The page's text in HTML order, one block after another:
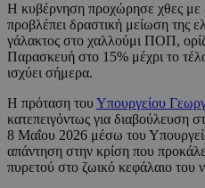
Η κυβέρνηση προχώρησε χθες με
προβλέπει δραστική μείωση της
γάλακτος στο χαλλούμι ΠΟΠ,
Παρασκευή στο 15% μέχρι το
ισχύει σήμερα.
Η πρόταση τουΥπουργείου
κατεπειγόντως για διαβούλευση
8 Μαΐου 2026 μέσω του
απάντηση στην κρίση που
πυρετού στο ζωικό κεφάλαιο του